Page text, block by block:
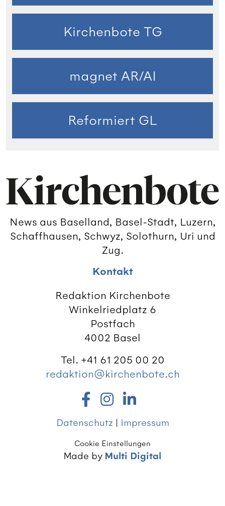
Kirchenbote TG
magnet AR/AI
Reformiert GL
News aus Baselland, Basel-Stadt, Luzern,
Schaffhausen, Schwyz, Solothurn, Uri und
Zug.
Kontakt
Redaktion Kirchenbote
Winkelriedplatz 6
Postfach
4002 Basel
Tel. +41 61 205 00 20
redaktion@kirchenbote.ch
Datenschutz | Impressum
Cookie Einstellungen
Made by Multi Digital